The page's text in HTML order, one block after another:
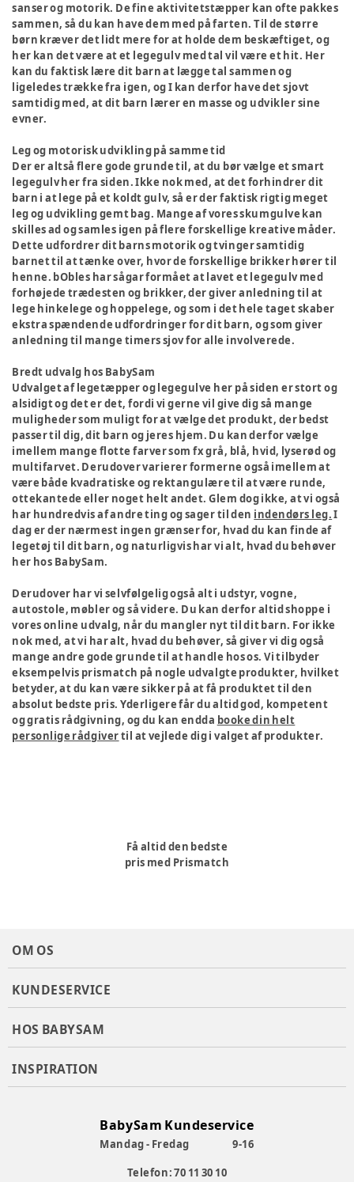
sanser og motorik. De fine aktivitetstæpper kan ofte pakkes
sammen, så du kan have dem med på farten. Til de større
børn kræver det lidt mere for at holde dem beskæftiget, og
her kan det være at et legegulv med tal vil være et hit. Her
kan du faktisk lære dit barn at lægge tal sammen og
ligeledes trække fra igen, og I kan derfor have det sjovt
samtidig med, at dit barn lærer en masse og udvikler sine
evner.
Leg og motorisk udvikling på samme tid
Der er altså flere gode grunde til, at du bør vælge et smart
legegulv her fra siden. Ikke nok med, at det forhindrer dit
barn i at lege på et koldt gulv, så er der faktisk rigtig meget
leg og udvikling gemt bag. Mange af vores skumgulve kan
skilles ad og samles igen på flere forskellige kreative måder.
Dette udfordrer dit barns motorik og tvinger samtidig
barnet til at tænke over, hvor de forskellige brikker hører til
henne. bObles har sågar formået at lavet et legegulv med
forhøjede trædesten og brikker, der giver anledning til at
lege hinkelege og hoppelege, og som i det hele taget skaber
ekstra spændende udfordringer for dit barn, og som giver
anledning til mange timers sjov for alle involverede.
Bredt udvalg hos BabySam
Udvalget af legetæpper og legegulve her på siden er stort og
alsidigt og det er det, fordi vi gerne vil give dig så mange
muligheder som muligt for at vælge det produkt, der bedst
passer til dig, dit barn og jeres hjem. Du kan derfor vælge
imellem mange flotte farver som fx grå, blå, hvid, lyserød og
multifarvet. Derudover varierer formerne også imellem at
være både kvadratiske og rektangulære til at være runde,
ottekantede eller noget helt andet. Glem dog ikke, at vi også
har hundredvis af andre ting og sager til den indendørs leg.I
dag er der nærmest ingen grænser for, hvad du kan finde af
legetøj til dit barn, og naturligvis har vi alt, hvad du behøver
her hos BabySam.
Derudover har vi selvfølgelig også alt i udstyr, vogne,
autostole, møbler og så videre. Du kan derfor altid shoppe i
vores online udvalg, når du mangler nyt til dit barn. For ikke
nok med, at vi har alt, hvad du behøver, så giver vi dig også
mange andre gode grunde til at handle hos os. Vi tilbyder
eksempelvis prismatch på nogle udvalgte produkter, hvilket
betyder, at du kan være sikker på at få produktet til den
absolut bedste pris. Yderligere får du altid god, kompetent
og gratis rådgivning, og du kan endda booke din helt
personlige rådgivertil at vejlede dig i valget af produkter.
Få altid den bedste
pris med Prismatch
OM OS
KUNDESERVICE
HOS BABYSAM
INSPIRATION
BabySam Kundeservice
Mandag - Fredag
9-16
Telefon: 70 11 30 10